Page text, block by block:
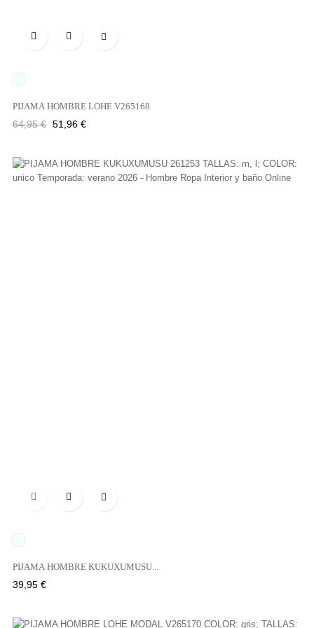

PIJAMA HOMBRE LOHE V265168
Precio
64,95 € Precio
51,96 €

PIJAMA HOMBRE KUKUXUMUSU...
Precio
39,95 €